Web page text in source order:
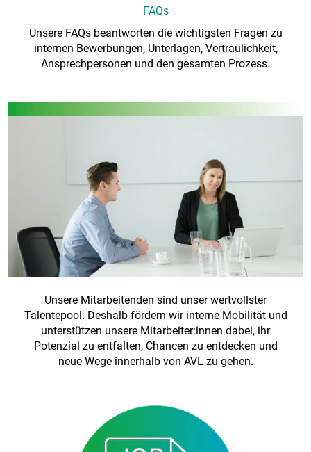
FAQs
Unsere FAQs beantworten die wichtigsten Fragen zu
internen Bewerbungen, Unterlagen, Vertraulichkeit,
Ansprechpersonen und den gesamten Prozess.
Unsere Mitarbeitenden sind unser wertvollster
Talentepool. Deshalb fördern wir interne Mobilität und
unterstützen unsere Mitarbeiter:innen dabei, ihr
Potenzial zu entfalten, Chancen zu entdecken und
neue Wege innerhalb von AVL zu gehen.